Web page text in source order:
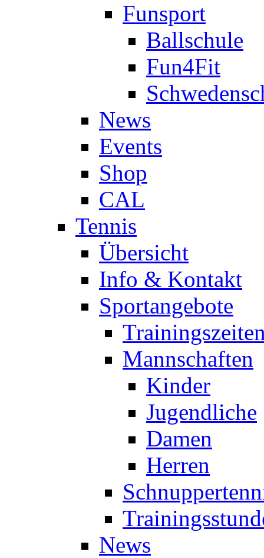
Funsport
Ballschule
Fun4Fit
News
Events
Shop
CAL
Tennis
Übersicht
Info & Kontakt
Sportangebote
Mannschaften
Kinder
Jugendliche
Damen
Herren
News